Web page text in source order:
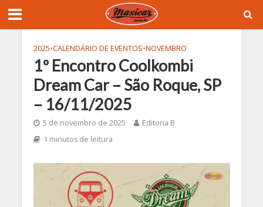
2025•CALENDÁRIO DE EVENTOS•NOVEMBRO
1º Encontro Coolkombi
Dream Car – São Roque, SP
– 16/11/2025
5 de novembro de 2025
Editoria B
1 minutos de leitura